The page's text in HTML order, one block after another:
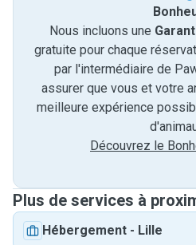
Nous incluons une
gratuite pour chaque
par l'intermédiaire de
assurer que vous et votre
meilleure expérience
Découvrez le
Plus de services à
Hébergement - Lille